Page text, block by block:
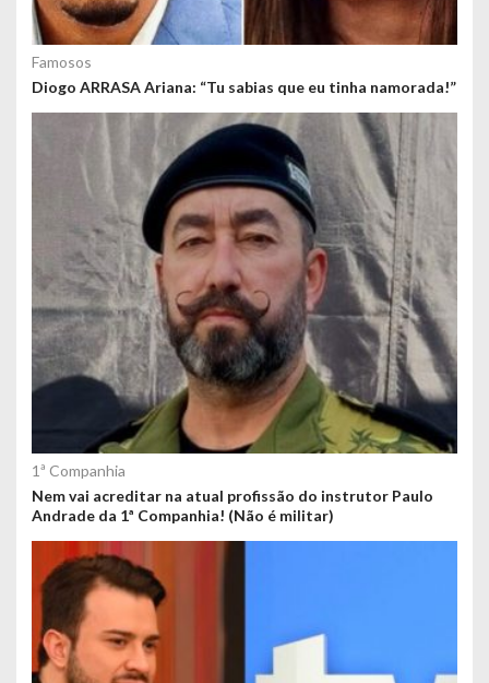
Famosos
Diogo ARRASA Ariana: “Tu sabias que eu tinha namorada!”
1ª Companhia
Nem vai acreditar na atual profissão do instrutor Paulo
Andrade da 1ª Companhia! (Não é militar)